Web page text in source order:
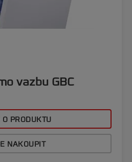
vazbu GBC
O PRODUKTU
NAKOUPIT